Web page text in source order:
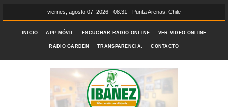
viernes, agosto 07, 2026 - 08:31 - Punta Arenas, Chile
INICIO APP MÓVIL ESCUCHAR RADIO ONLINE VER VIDEO ONLINE
RADIO GARDEN TRANSPARENCIA. CONTACTO